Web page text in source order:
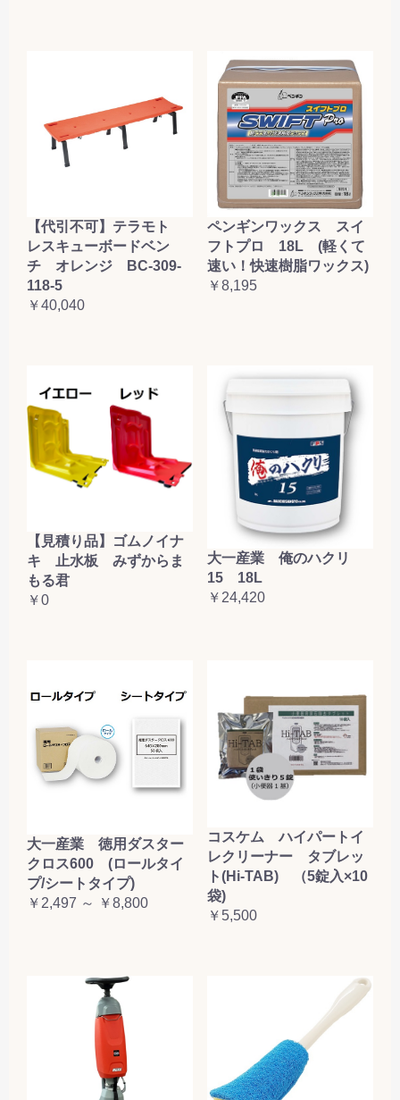
【代引不可】テラモト
レスキューボードベン
チ オレンジ BC-309-
118-5
￥40,040
ペンギンワックス スイ
フトプロ 18L (軽くて
速い！快速樹脂ワックス)
￥8,195
【見積り品】ゴムノイナ
キ 止水板 みずからま
もる君
￥0
大一産業 俺のハクリ
15 18L
￥24,420
大一産業 徳用ダスター
クロス600 (ロールタイ
プ/シートタイプ)
￥2,497 ～ ￥8,800
コスケム ハイパートイ
レクリーナー タブレッ
ト(Hi-TAB) （5錠入×10
袋)
￥5,500